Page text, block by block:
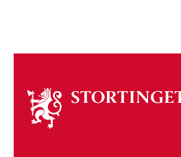
Om
stortinget